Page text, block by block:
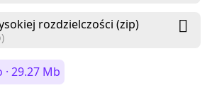
rozdzielczości (zip)
29.27 Mb